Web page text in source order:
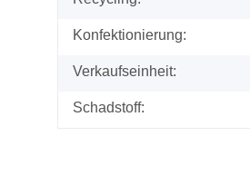
Konfektionierung:
Verkaufseinheit:
Schadstoff: